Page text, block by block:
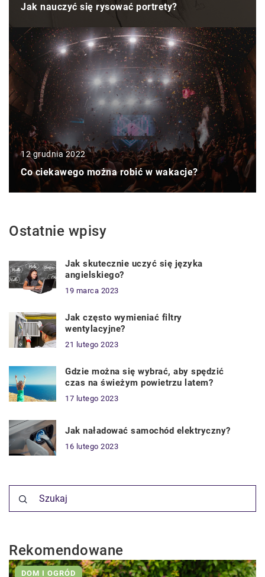
Jak nauczyć się rysować portrety?
12 grudnia 2022
Co ciekawego można robić w wakacje?
Ostatnie wpisy
Jak skutecznie uczyć się języka
angielskiego?
19 marca 2023
Jak często wymieniać filtry
wentylacyjne?
21 lutego 2023
Gdzie można się wybrać, aby spędzić
czas na świeżym powietrzu latem?
17 lutego 2023
Jak naładować samochód elektryczny?
16 lutego 2023
Rekomendowane
DOM I OGRÓD